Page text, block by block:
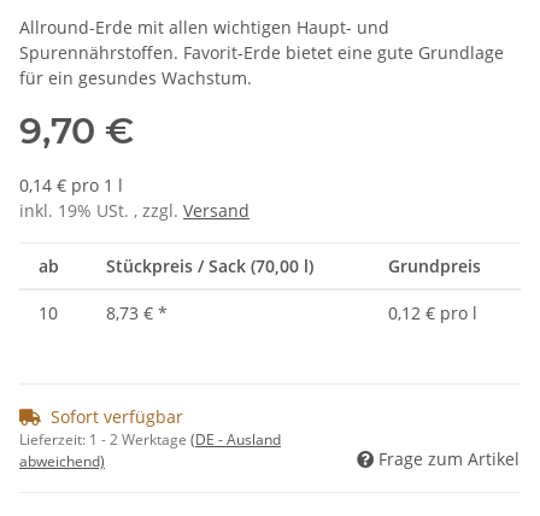
Allround-Erde mit allen wichtigen Haupt- und
Spurennährstoffen. Favorit-Erde bietet eine gute Grundlage
für ein gesundes Wachstum.
9,70 €
0,14 € pro 1 l
inkl. 19% USt. , zzgl. Versand
ab Stückpreis / Sack (70,00 l) Grundpreis
10 8,73 € * 0,12 € pro l
Sofort verfügbar
Lieferzeit: 1 - 2 Werktage (DE - Ausland
abweichend)
Frage zum Artikel